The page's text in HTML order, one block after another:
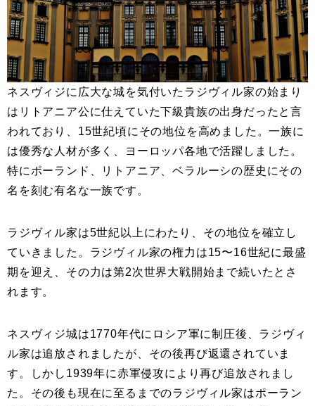
ネスヴィジに広大な城を気付いたラジヴィル家の始まり
はリトアニア公に仕えていた下級貴族の出身だったと言
われており、15世紀頃にその地位を高めました。一族に
は優秀な人材が多く、ヨーロッパ各地で活躍しました。
特にポーランド、リトアニア、ベラルーシの歴史にその
名を刻む有名な一族です。
ラジヴィル家は5世紀以上にわたり、その地位を確立し
ていきました。ラジヴィル家の権力は15〜16世紀に最盛
期を迎え、その力は第2次世界大戦開始まで続いたとさ
れます。
ネスヴィジ城は1770年代にロシア軍に制圧後、ラジヴィ
ル家は追放されましたが、その後再び返還されていま
す。しかし1939年に赤軍侵攻により再び追放されまし
た。その後も現在に至るまでのラジヴィル家はポーラン